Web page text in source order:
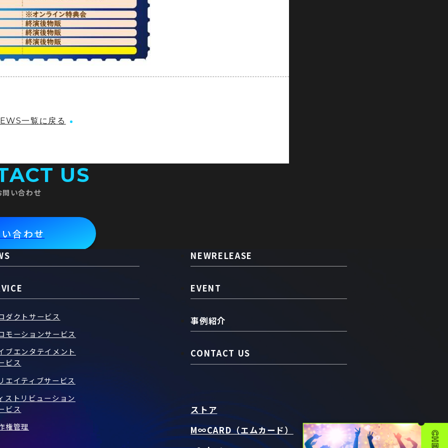
一覧に戻る
US
問い合わせ
合わせ
ダクトサービス
モーションサービス
ブエンタテイメント
ビス
エイティブサービス
ストリビューション
ビス
権管理
NEWRELEASE
EVENT
事例紹介
CONTACT US
ストア
M∞CARD（エムカード）